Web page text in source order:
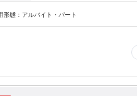
～17:00 が基本の勤務時間です。など、時間
お気軽にご相談ください。 残業もほとんどなく
すよ。 髪色自由・ネイルもOKなので（付け爪
ーさん
形態： アルバイト・パート